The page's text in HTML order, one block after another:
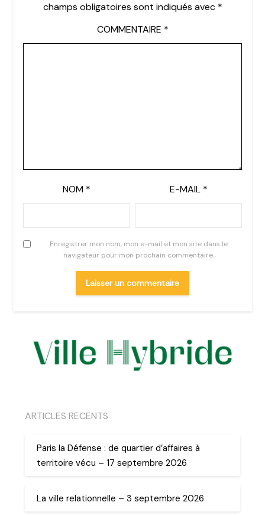
champs obligatoires sont indiqués avec *
COMMENTAIRE *
NOM * E-MAIL *
Enregistrer mon nom, mon e-mail et mon site dans le
navigateur pour mon prochain commentaire.
ARTICLES RECENTS
Paris la Défense : de quartier d’affaires à
territoire vécu – 17 septembre 2026
La ville relationnelle – 3 septembre 2026